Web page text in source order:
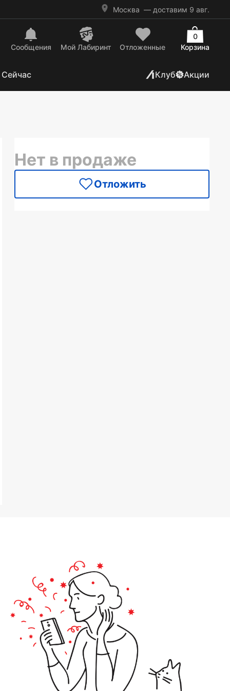
Москва — доставим 9 авг.
Сообщения Mой Лабиринт Отложенные Корзина
0
Клуб Акции
Нет в продаже
Отложить